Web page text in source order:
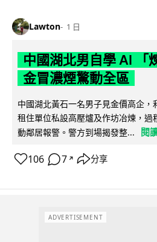
Lawton 1 日
中國湖北男自學 AI 「
金冒濃煙驚動全區
中國湖北黃石一名男子見金價高企
租住單位私設高壓爐及作坊冶煉，過
動鄰居報警。警方到場揭發整...
閱
106 7 ↗ 分享
ADVERTISEMENT